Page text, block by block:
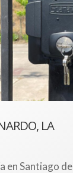
LA
en Santiago de